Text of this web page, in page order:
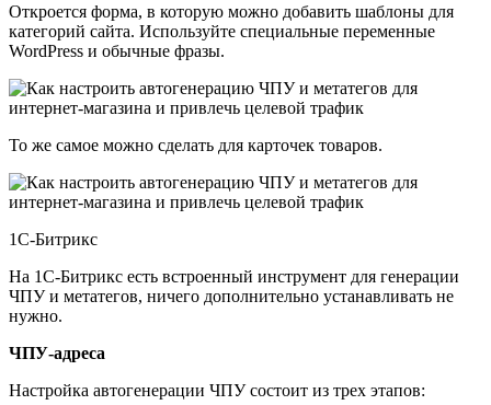
Откроется форма, в которую можно добавить шаблоны для
категорий сайта. Используйте специальные переменные
WordPress и обычные фразы.
То же самое можно сделать для карточек товаров.
1С-Битрикс
На 1С-Битрикс есть встроенный инструмент для генерации
ЧПУ и метатегов, ничего дополнительно устанавливать не
нужно.
ЧПУ-адреса
Настройка автогенерации ЧПУ состоит из трех этапов: